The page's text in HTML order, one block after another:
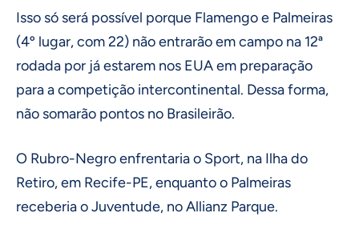
Isso só será possível porque Flamengo e Palmeiras
(4º lugar, com 22) não entrarão em campo na 12ª
rodada por já estarem nos EUA em preparação
para a competição intercontinental. Dessa forma,
não somarão pontos no Brasileirão.
O Rubro-Negro enfrentaria o Sport, na Ilha do
Retiro, em Recife-PE, enquanto o Palmeiras
receberia o Juventude, no Allianz Parque.